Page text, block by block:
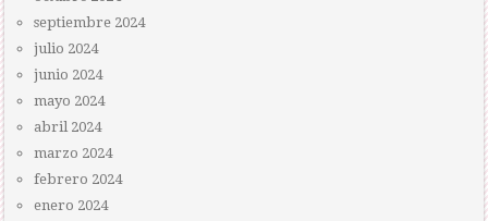
septiembre 2024
julio 2024
junio 2024
mayo 2024
abril 2024
marzo 2024
febrero 2024
enero 2024